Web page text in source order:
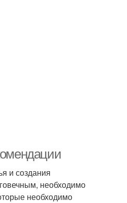
и создания
необходимо
необходимо